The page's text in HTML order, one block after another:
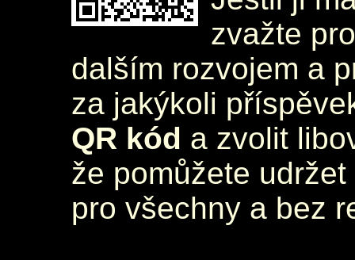
zvažte
dalším rozvojem a
za jakýkoli
QR kód a zvolit
že pomůžete
pro všechny a bez